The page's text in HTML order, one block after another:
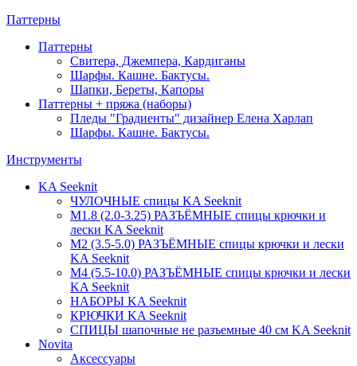
Паттерны
Паттерны
Свитера, Джемпера, Кардиганы
Шарфы. Кашне. Бактусы.
Шапки, Береты, Капоры
Паттерны + пряжа (наборы)
Пледы "Градиенты" дизайнер Елена Харлап
Шарфы. Кашне. Бактусы.
Инструменты
KA Seeknit
ЧУЛОЧНЫЕ спицы KA Seeknit
М1.8 (2.0-3.25) РАЗЪЁМНЫЕ спицы крючки и
лески KA Seeknit
М2 (3.5-5.0) РАЗЪЁМНЫЕ спицы крючки и лески
KA Seeknit
М4 (5.5-10.0) РАЗЪЁМНЫЕ спицы крючки и лески
KA Seeknit
НАБОРЫ KA Seeknit
КРЮЧКИ KA Seeknit
СПИЦЫ шапочные не разъемные 40 см KA Seeknit
Novita
Аксессуары